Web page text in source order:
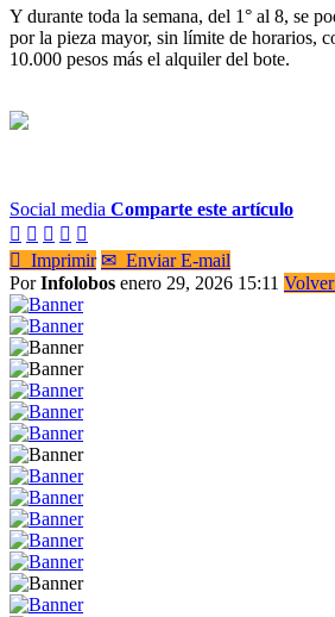
Y durante toda la semana, del 1° al 8, se
por la pieza mayor, sin límite de horarios,
10.000 pesos más el alquiler del bote.
Social media Comparte este artículo
    
 Imprimir ✉ Enviar E-mail
PorInfolobos enero 29, 2026 15:11